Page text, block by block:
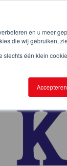
en u meer
die wij gebruiken,
één klein
Accepteren
About Star